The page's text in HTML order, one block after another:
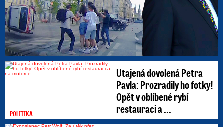
POLITIKA
Utajená dovolená Petra
Pavla: Prozradily ho fotky!
Opět v oblíbené rybí
restauraci a ...